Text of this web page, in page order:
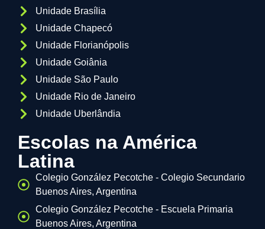
Unidade Brasília
Unidade Chapecó
Unidade Florianópolis
Unidade Goiânia
Unidade São Paulo
Unidade Rio de Janeiro
Unidade Uberlândia
Escolas na América
Latina
Colegio González Pecotche - Colegio Secundario
Buenos Aires, Argentina
Colegio González Pecotche - Escuela Primaria
Buenos Aires, Argentina